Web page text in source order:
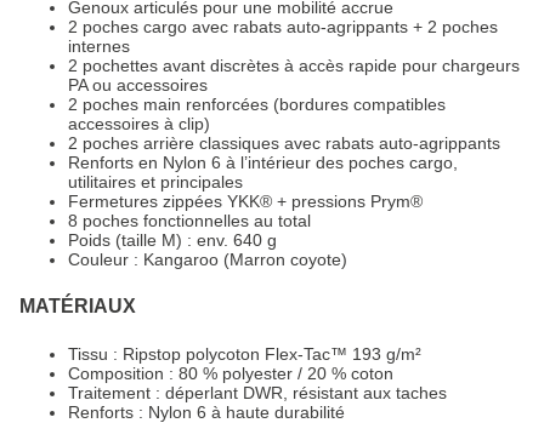
Genoux articulés pour une mobilité accrue
2 poches cargo avec rabats auto-agrippants + 2 poches
internes
2 pochettes avant discrètes à accès rapide pour chargeurs
PA ou accessoires
2 poches main renforcées (bordures compatibles
accessoires à clip)
2 poches arrière classiques avec rabats auto-agrippants
Renforts en Nylon 6 à l’intérieur des poches cargo,
utilitaires et principales
Fermetures zippées YKK® + pressions Prym®
8 poches fonctionnelles au total
Poids (taille M) : env. 640 g
Couleur : Kangaroo (Marron coyote)
MATÉRIAUX
Tissu : Ripstop polycoton Flex-Tac™ 193 g/m²
Composition : 80 % polyester / 20 % coton
Traitement : déperlant DWR, résistant aux taches
Renforts : Nylon 6 à haute durabilité